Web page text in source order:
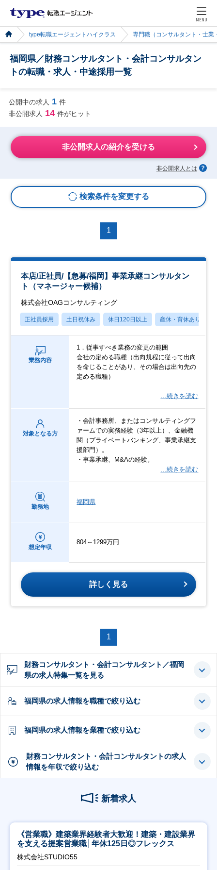
MENU
type転職エージェントハイクラス 専門職（コンサルタント・士業
福岡県／財務コンサルタント・会計コンサルタン
トの転職・求人・中途採用一覧
公開中の求人 1 件
非公開求人 14 件がヒット
非公開求人の紹介を受ける
非公開求人とは
検索条件を変更する
1
本店/正社員/【急募/福岡】事業承継コンサルタン
ト（マネージャー候補）
株式会社OAGコンサルティング
正社員採用 土日祝休み 休日120日以上 産休・育休あり
業務内容
1．従事すべき業務の変更の範囲
会社の定める職種（出向規程に従って出向
を命じることがあり、その場合は出向先の
定める職種）
…続きを読む
対象となる方
・会計事務所、またはコンサルティングフ
ァームでの実務経験（3年以上）、金融機
関（プライベートバンキング、事業承継支
援部門）。
・事業承継、M&Aの経験。
…続きを読む
勤務地
福岡県
想定年収
804～1299万円
詳しく見る
1
財務コンサルタント・会計コンサルタント／福岡
県の求人特集一覧を見る
福岡県の求人情報を職種で絞り込む
福岡県の求人情報を業種で絞り込む
財務コンサルタント・会計コンサルタントの求人
情報を年収で絞り込む
新着求人
《営業職》建築業界経験者大歓迎！建築・建設業界
を支える提案営業職│年休125日◎フレックス
株式会社STUDIO55